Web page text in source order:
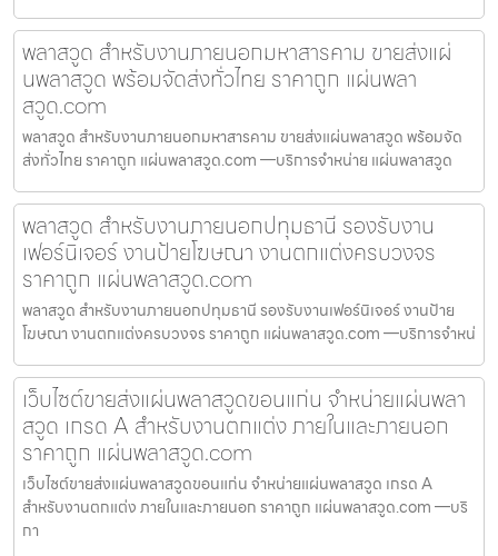
พลาสวูด สำหรับงานภายนอกมหาสารคาม ขายส่งแผ่
นพลาสวูด พร้อมจัดส่งทั่วไทย ราคาถูก แผ่นพลา
สวูด.com
พลาสวูด สำหรับงานภายนอกมหาสารคาม ขายส่งแผ่นพลาสวูด พร้อมจัด
ส่งทั่วไทย ราคาถูก แผ่นพลาสวูด.com —บริการจำหน่าย แผ่นพลาสวูด
พลาสวูด สำหรับงานภายนอกปทุมธานี รองรับงาน
เฟอร์นิเจอร์ งานป้ายโฆษณา งานตกแต่งครบวงจร
ราคาถูก แผ่นพลาสวูด.com
พลาสวูด สำหรับงานภายนอกปทุมธานี รองรับงานเฟอร์นิเจอร์ งานป้าย
โฆษณา งานตกแต่งครบวงจร ราคาถูก แผ่นพลาสวูด.com —บริการจำหน่
เว็บไซต์ขายส่งแผ่นพลาสวูดขอนแก่น จำหน่ายแผ่นพลา
สวูด เกรด A สำหรับงานตกแต่ง ภายในและภายนอก
ราคาถูก แผ่นพลาสวูด.com
เว็บไซต์ขายส่งแผ่นพลาสวูดขอนแก่น จำหน่ายแผ่นพลาสวูด เกรด A
สำหรับงานตกแต่ง ภายในและภายนอก ราคาถูก แผ่นพลาสวูด.com —บริ
กา